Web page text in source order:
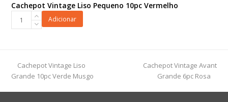
Cachepot Vintage Liso Pequeno 10pc Vermelho
Cachepot
Vermelho
quantidade
Adicionar
previous
post:
Cachepot Vintage Liso
Grande 10pc Verde Musgo
next
post:
Cachepot Vintage Avant
Grande 6pc Rosa